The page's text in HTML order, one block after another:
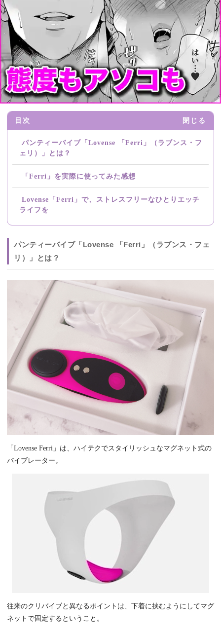
目次 閉じる
パンティーバイブ「Lovense 「Ferri」（ラブンス・フ
ェリ）」とは？
「Ferri」を実際に使ってみた感想
Lovense「Ferri」で、ストレスフリーなひとりエッチ
ライフを
パンティーバイブ「Lovense 「Ferri」（ラブンス・フェ
リ）」とは？
「Lovense Ferri」は、ハイテクでスタイリッシュなマグネット式の
バイブレーター。
往来のクリバイブと異なるポイントは、下着に挟むようにしてマグ
ネットで固定するということ。